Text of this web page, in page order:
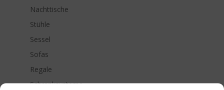
Nachttische
Stühle
Sessel
Sofas
Regale
Schranksysteme